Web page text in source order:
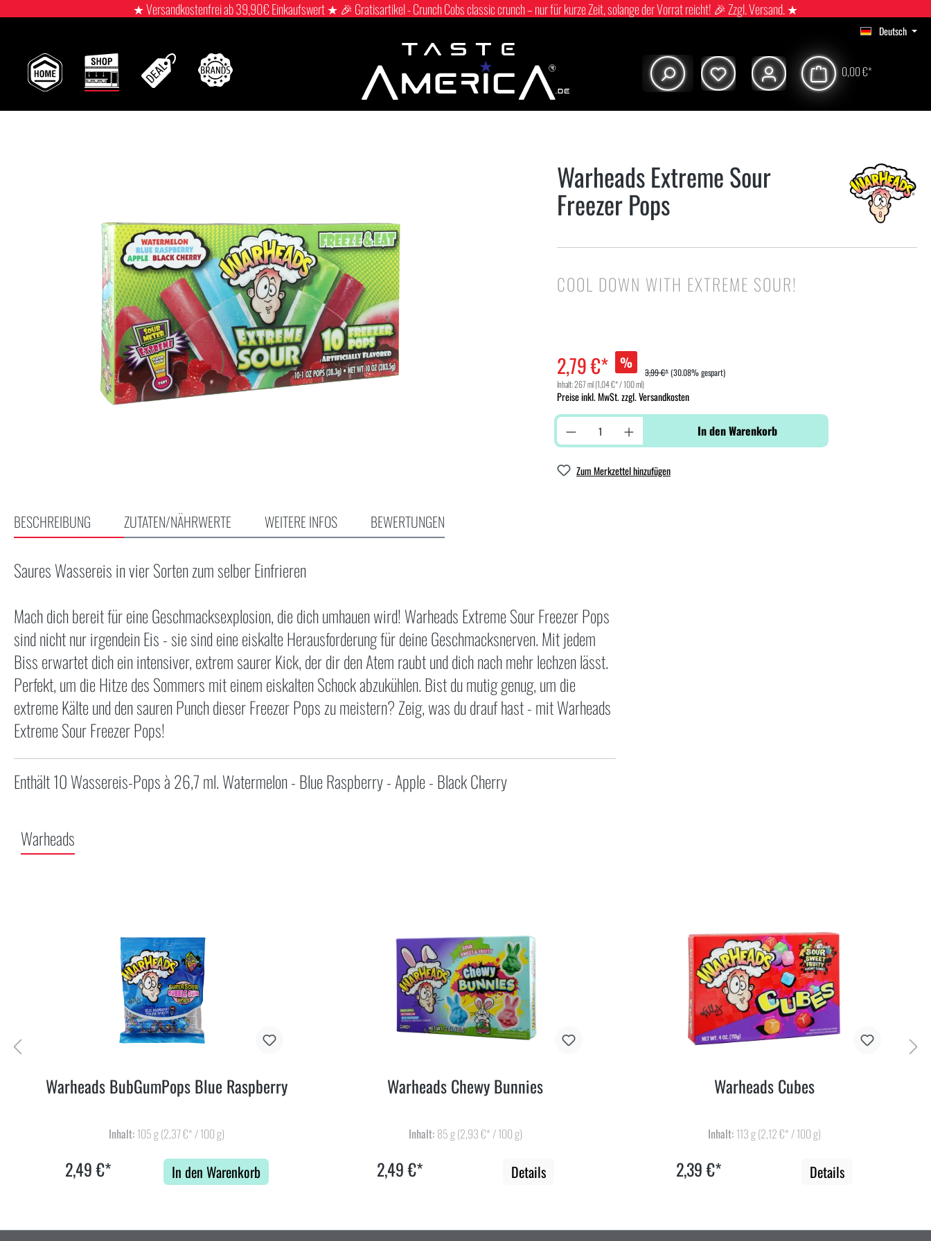
★ Versandkostenfrei ab 39,90€ Einkaufswert ★ 🎉 Gratisartikel - Crunch Cobs classic crunch – nur für kurze Zeit, solange der Vorrat reicht! 🎉 Zzgl. Versand. ★
Deutsch
0,00 €*
Warheads Extreme Sour
Freezer Pops
COOL DOWN WITH EXTREME SOUR!
2,79 €* %
3,99 €*(30.08% gespart)
Inhalt:267 ml(1,04 €* / 100 ml)
Preise inkl. MwSt. zzgl. Versandkosten
In den Warenkorb
Zum Merkzettel hinzufügen
BESCHREIBUNG ZUTATEN/NÄHRWERTE WEITERE INFOS BEWERTUNGEN
Saures Wassereis in vier Sorten zum selber Einfrieren
Mach dich bereit für eine Geschmacksexplosion, die dich umhauen wird! Warheads Extreme Sour Freezer Pops
sind nicht nur irgendein Eis - sie sind eine eiskalte Herausforderung für deine Geschmacksnerven. Mit jedem
Biss erwartet dich ein intensiver, extrem saurer Kick, der dir den Atem raubt und dich nach mehr lechzen lässt.
Perfekt, um die Hitze des Sommers mit einem eiskalten Schock abzukühlen. Bist du mutig genug, um die
extreme Kälte und den sauren Punch dieser Freezer Pops zu meistern? Zeig, was du drauf hast - mit Warheads
Extreme Sour Freezer Pops!
Enthält 10 Wassereis-Pops à 26,7 ml. Watermelon - Blue Raspberry - Apple - Black Cherry
Warheads
Warheads BubGumPops Blue Raspberry
Inhalt: 105 g(2,37 €* / 100 g)
2,49 €* In den Warenkorb
Warheads Chewy Bunnies
Inhalt: 85 g(2,93 €* / 100 g)
2,49 €* Details
Warheads Cubes
Inhalt: 113 g(2,12 €* / 100 g)
2,39 €* Details